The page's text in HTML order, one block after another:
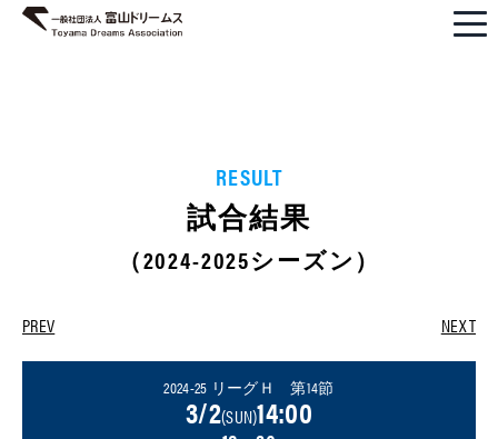
RESULT
試合結果
（2024-2025シーズン）
PREV NEXT
2024-25 リーグＨ 第14節
3/2(SUN)14:00